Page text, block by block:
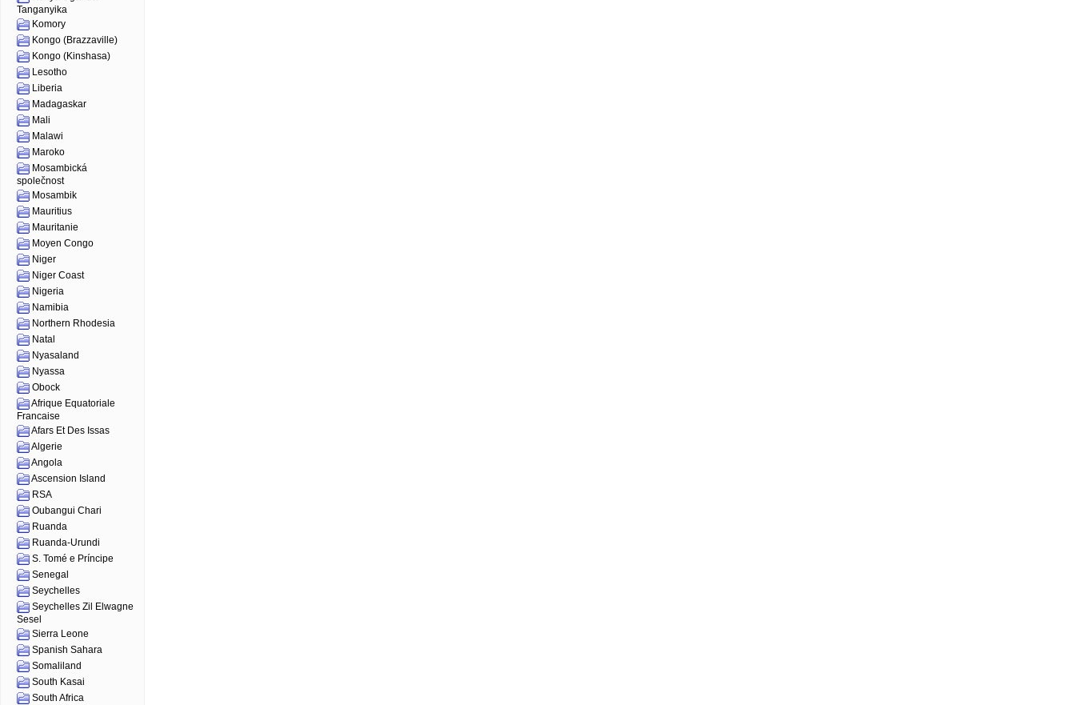
Tanganyika
Komory
Kongo (Brazzaville)
Kongo (Kinshasa)
Lesotho
Liberia
Madagaskar
Mali
Malawi
Maroko
Mosambická
společnost
Mosambik
Mauritius
Mauritanie
Moyen Congo
Niger
Niger Coast
Nigeria
Namibia
Northern Rhodesia
Natal
Nyasaland
Nyassa
Obock
Afrique Equatoriale
Francaise
Afars Et Des Issas
Algerie
Angola
Ascension Island
RSA
Oubangui Chari
Ruanda
Ruanda-Urundi
S. Tomé e Príncipe
Senegal
Seychelles
Seychelles Zil Elwagne
Sesel
Sierra Leone
Spanish Sahara
Somaliland
South Kasai
South Africa